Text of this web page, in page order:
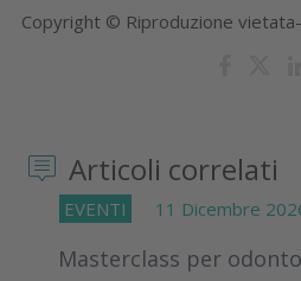
Copyright © Riproduzione
Articoli correlati
EVENTI 11 Dicembre
Masterclass per